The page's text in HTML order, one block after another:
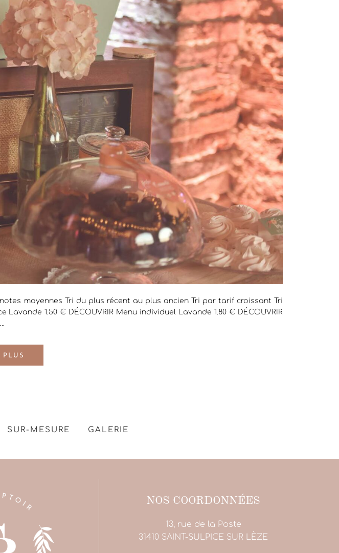
moyennes Tri du plus récent au plus ancien Tri par tarif croissant Tri
1.50 € DÉCOUVRIR Menu individuel Lavande 1.80 € DÉCOUVRIR
PLUS
SUR-MESURE GALERIE
NOS COORDONNÉES
13, rue de la Poste
31410 SAINT-SULPICE SUR LÈZE